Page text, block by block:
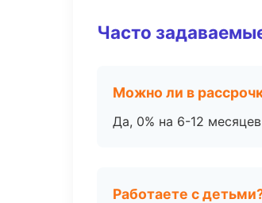
Часто
Можно ли в
Да, 0% на 6-12
Работаете с